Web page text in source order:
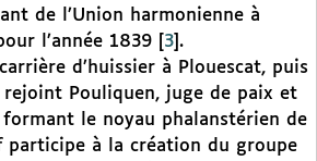
de l’Union harmonienne à
l’année 1839
3 .
d’huissier à Plouescat, puis
Pouliquen, juge de paix et
formant le noyau phalanstérien de
participe à la création du groupe